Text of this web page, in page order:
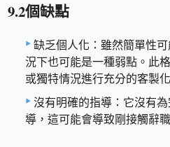
9.2個缺點
缺乏個人化：雖然簡單性
況下也可能是一種弱點。此
或獨特情況進行充分的客製化
沒有明確的指導：它沒有
導，這可能會導致剛接觸辭